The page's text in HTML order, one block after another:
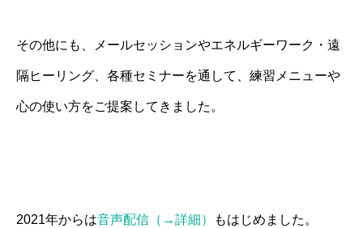
その他にも、メールセッションやエネルギーワーク・遠
隔ヒーリング、各種セミナーを通して、練習メニューや
心の使い方をご提案してきました。
2021年からは音声配信（→詳細） もはじめました。